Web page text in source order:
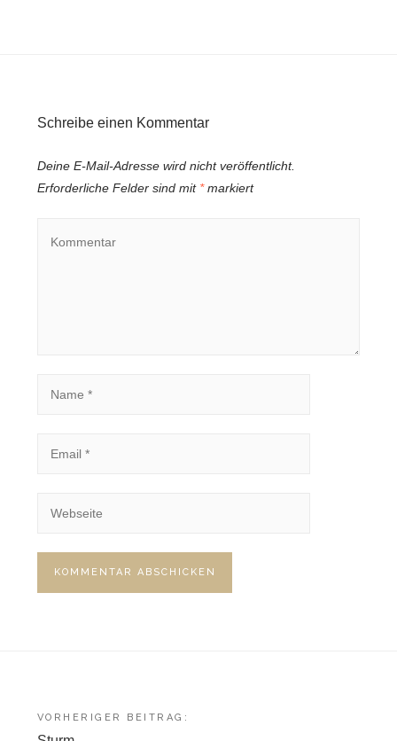
Schreibe einen Kommentar
Deine E-Mail-Adresse wird nicht veröffentlicht.
Erforderliche Felder sind mit *markiert
Beitragsnavigation
VORHERIGER BEITRAG: